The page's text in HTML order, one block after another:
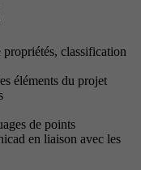
classification
éléments du projet
de points
en liaison avec les